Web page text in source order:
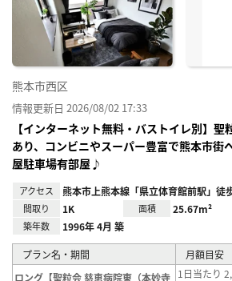
熊本市西区
情報更新日 2026/08/02 17:33
【インターネット無料・バストイレ別】聖
あり、コンビニやスーパー豊富で熊本市街
屋駐車場有部屋♪
アクセス 熊本市上熊本線「県立体育館前駅」徒
間取り 1K 面積 25.67m²
築年数 1996年 4月 築
プラン名・期間
月額目安
ロング【聖粒会 慈恵病院東（本妙寺 1日当たり